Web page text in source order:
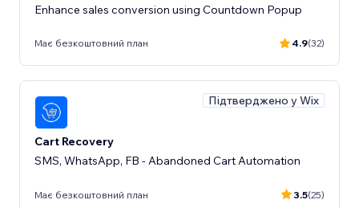
Enhance sales conversion using Countdown Popup
Має безкоштовний план 4.9(32)
Підтверджено у Wix
Cart Recovery
SMS, WhatsApp, FB - Abandoned Cart Automation
Має безкоштовний план 3.5(25)